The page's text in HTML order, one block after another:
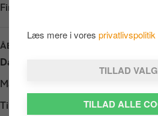
Læs mere i vores privatlivspolitik
TILLAD
TILLAD ALLE
Find os på:
ÅBNINGSTIDER
Dag
Mandag
Tirsdag